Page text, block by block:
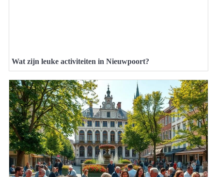
Wat zijn leuke activiteiten in Nieuwpoort?